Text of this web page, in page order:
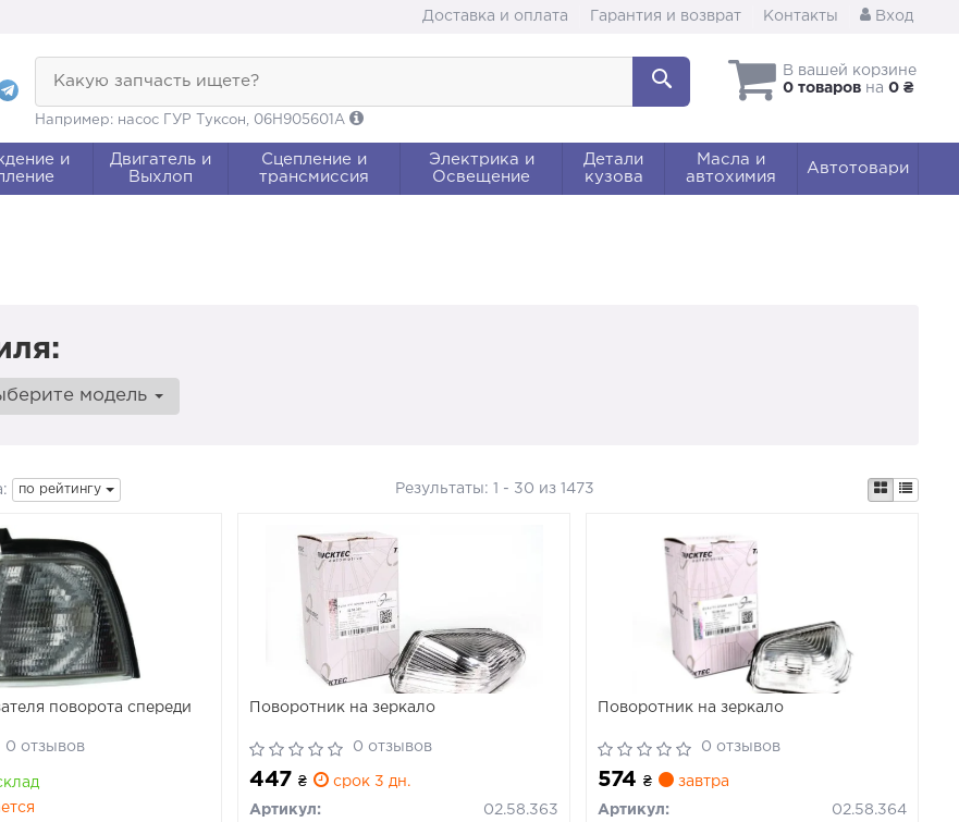
Доставка и оплата Гарантия и возврат Контакты Вход
В вашей корзине
0 товаров на 0 ₴
Какую запчасть ищете?
Например: насос ГУР Туксон, 06H905601A
и
Двигатель и
Выхлоп
Сцепление и
трансмиссия
Электрика и
Освещение
Детали
кузова
Масла и
автохимия
Автотовари
модель
по рейтингу Результаты: 1 - 30 из 1473
поворота спереди
0 отзывов
Поворотник на зеркало
0 отзывов
447₴ срок 3 дн.
Артикул:
02.58.363
Поворотник на зеркало
0 отзывов
574₴ завтра
Артикул:
02.58.364